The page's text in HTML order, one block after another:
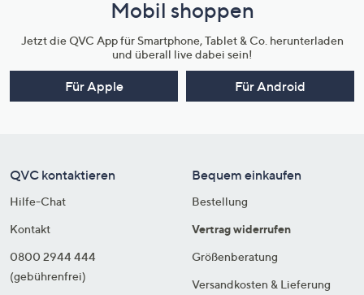
Mobil shoppen
Jetzt die QVC App für Smartphone, Tablet & Co. herunterladen
und überall live dabei sein!
Für Apple Für Android
QVC kontaktieren
Hilfe-Chat
Kontakt
0800 2944 444
(gebührenfrei)
Bequem einkaufen
Bestellung
Vertrag widerrufen
Größenberatung
Versandkosten & Lieferung